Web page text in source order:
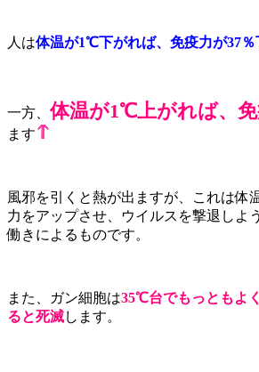
人は体温が1℃下がれば、免疫力が37％
一方、 体温が1℃上がれば、
ます
風邪を引くと熱が出ますが、これは体
力をアップさせ、ウイルスを撃退しよ
働きによるものです。
また、ガン細胞は35℃台でもっともよ
ると死滅します。